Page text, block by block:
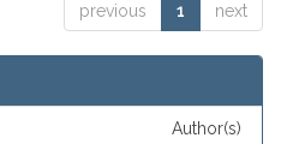
previous 1 next
Author(s)